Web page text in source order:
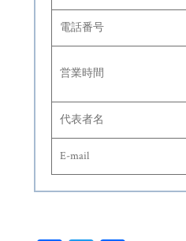
電話番号
営業時間
代表者名
E-mail